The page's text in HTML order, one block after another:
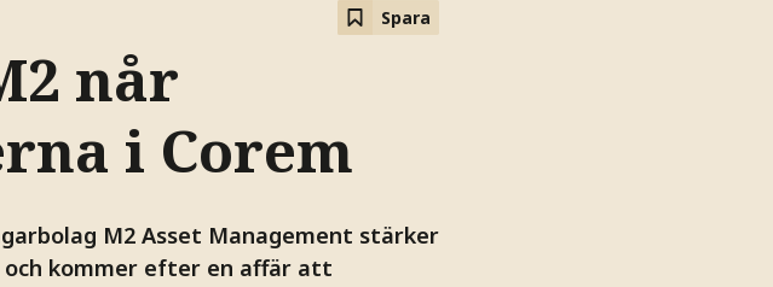
Spara
når
i Corem
M2 Asset Management stärker
kommer efter en affär att